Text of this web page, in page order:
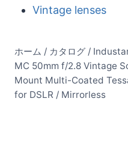
Vintage lenses
ホーム / カタログ /
MC 50mm f/2.8 Vintage
Mount Multi-Coated
for DSLR / Mirrorless